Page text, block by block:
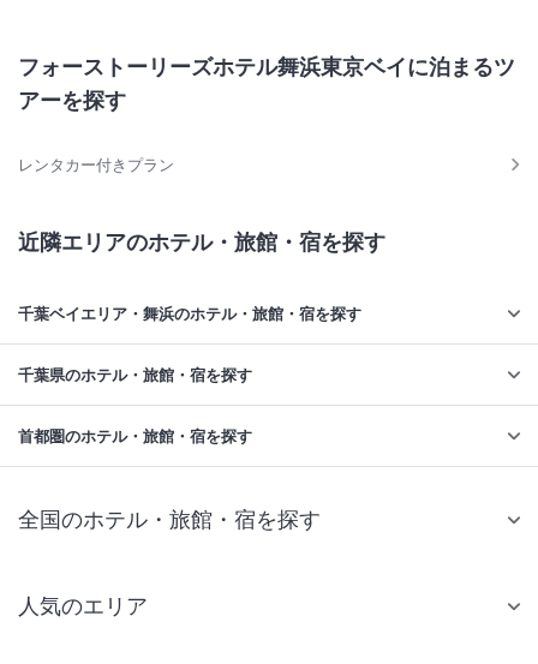
フォーストーリーズホテル舞浜東京ベイに泊まるツ
アーを探す
レンタカー付きプラン
近隣エリアのホテル・旅館・宿を探す
千葉ベイエリア・舞浜のホテル・旅館・宿を探す
千葉県のホテル・旅館・宿を探す
首都圏のホテル・旅館・宿を探す
全国のホテル・旅館・宿を探す
人気のエリア